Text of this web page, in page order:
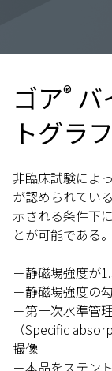
ゴア® バ
トグラ
非臨床試験によ
が認められてい
示される条件下
とが可能である。
－静磁場強度が
－静磁場強度の
－第一次水準管
（Specific
撮像
－本品をステン